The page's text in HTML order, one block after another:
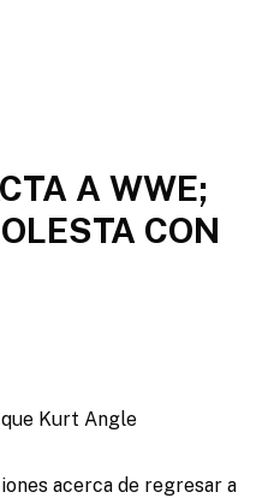
A WWE;
CON
Kurt Angle
acerca de regresar a